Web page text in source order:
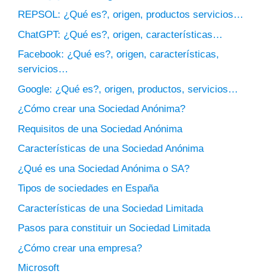
REPSOL: ¿Qué es?, origen, productos servicios…
ChatGPT: ¿Qué es?, origen, características…
Facebook: ¿Qué es?, origen, características,
servicios…
Google: ¿Qué es?, origen, productos, servicios…
¿Cómo crear una Sociedad Anónima?
Requisitos de una Sociedad Anónima
Características de una Sociedad Anónima
¿Qué es una Sociedad Anónima o SA?
Tipos de sociedades en España
Características de una Sociedad Limitada
Pasos para constituir un Sociedad Limitada
¿Cómo crear una empresa?
Microsoft